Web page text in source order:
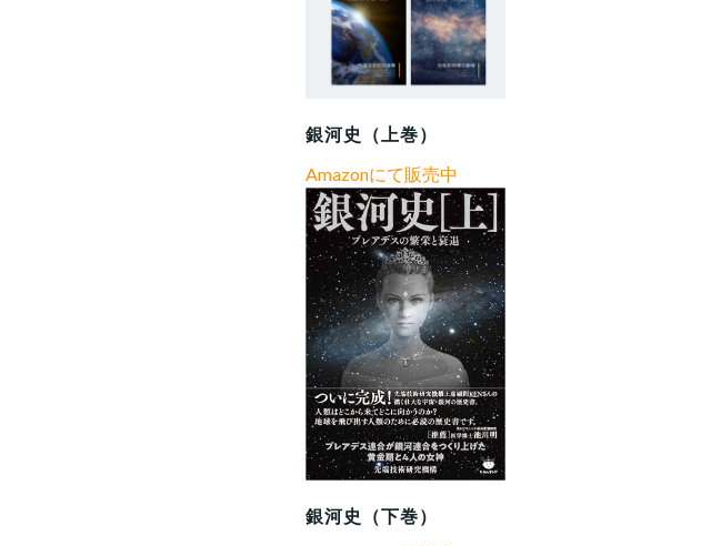
銀河史（上巻）
Amazonにて販売中
銀河史（下巻）